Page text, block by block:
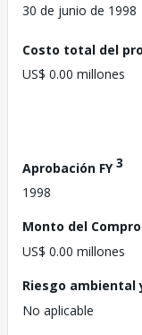
30 de junio de 1998
Costo total del
US$ 0.00 millones
Aprobación FY3
1998
Monto del
US$ 0.00 millones
Riesgo ambiental
No aplicable